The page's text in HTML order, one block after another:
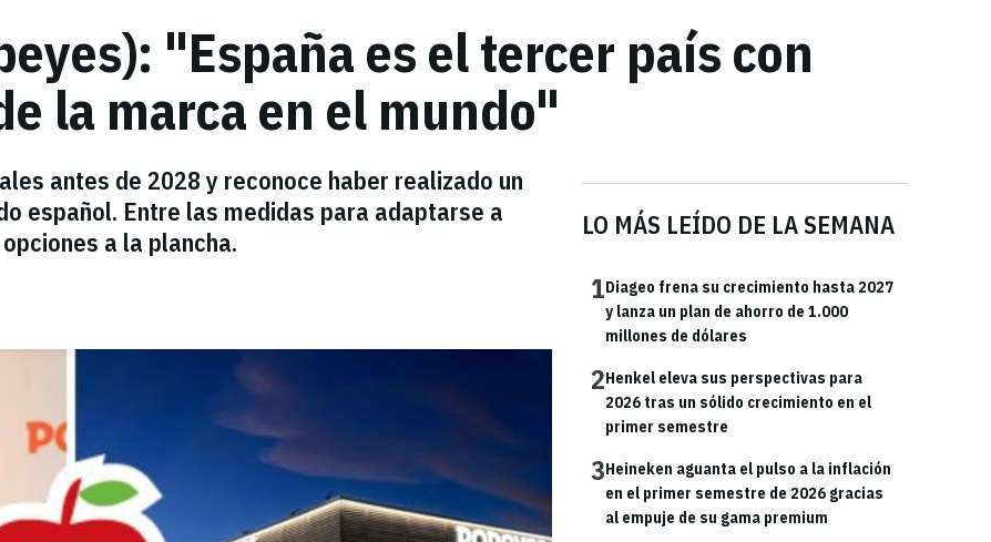
"España es el tercer país con
la marca en el mundo"
antes de 2028 y reconoce haber realizado un
español. Entre las medidas para adaptarse a
a la plancha.
LO MÁS LEÍDO DE LA SEMANA
1Diageo frena su crecimiento hasta 2027
y lanza un plan de ahorro de 1.000
millones de dólares
2Henkel eleva sus perspectivas para
2026 tras un sólido crecimiento en el
primer semestre
3Heineken aguanta el pulso a la inflación
en el primer semestre de 2026 gracias
al empuje de su gama premium